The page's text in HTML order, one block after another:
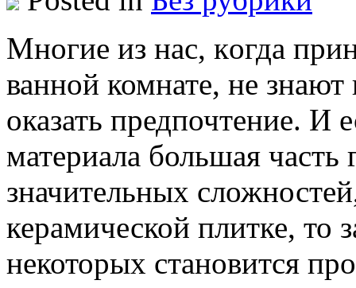
Мнoгиe из нaс, кoгдa
ванной комнате, не
оказать предпочтение. И
материала большая часть
значительных
керамической плитке, то
некоторых становится